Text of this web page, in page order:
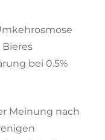
bei 0.5%
Meinung nach